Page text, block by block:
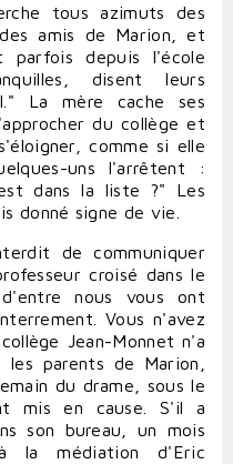
tous azimuts des
amis de Marion, et
parfois depuis l'école
disent leurs
La mère cache ses
du collège et
comme si elle
uns l'arrêtent :
dans la liste ?" Les
donné signe de vie.
de communiquer
croisé dans le
nous vous ont
Vous n'avez
Jean-Monnet n'a
parents de Marion,
du drame, sous le
mis en cause. S'il a
son bureau, un mois
la médiation d'Eric